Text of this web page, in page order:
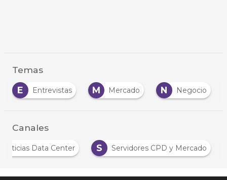
Temas
E
Entrevistas M Mercado N Negocio
Canales
Noticias Data Center S Servidores CPD y Mercado